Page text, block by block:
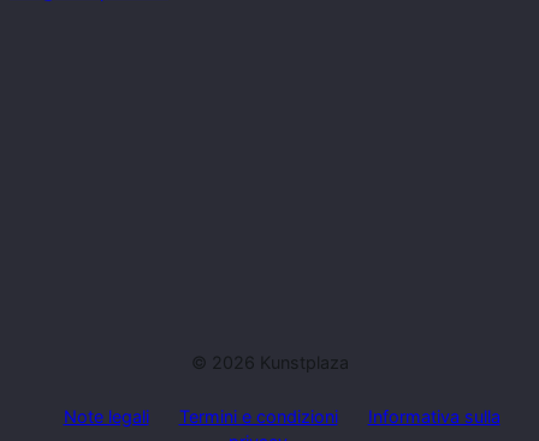
© 2026 Kunstplaza
Note legali Termini e condizioni
Informativa sulla